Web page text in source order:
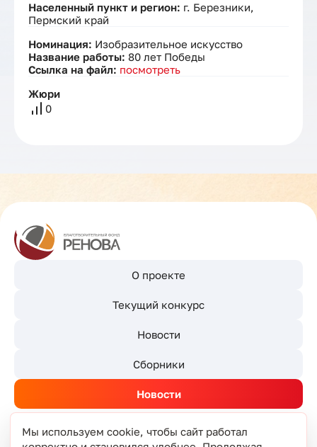
Населенный пункт и регион: г. Березники,
Пермский край
Номинация: Изобразительное искусство
Название работы: 80 лет Победы
Ссылка на файл: посмотреть
Жюри
0
О проекте
Текущий конкурс
Новости
Сборники
Новости
Мы используем cookie, чтобы сайт работал